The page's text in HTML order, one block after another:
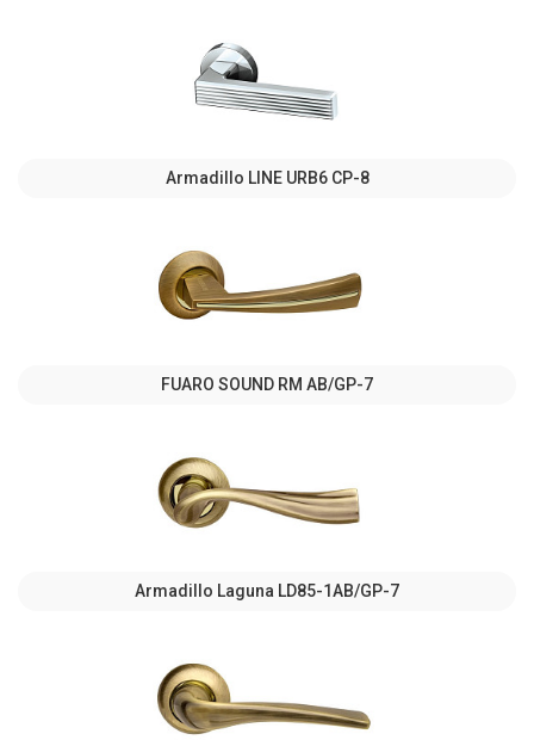
Armadillo LINE URB6 CP-8
FUARO SOUND RM AB/GP-7
Armadillo Laguna LD85-1AB/GP-7